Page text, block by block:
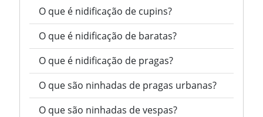
O que é nidificação de cupins?
O que é nidificação de baratas?
O que é nidificação de pragas?
O que são ninhadas de pragas urbanas?
O que são ninhadas de vespas?